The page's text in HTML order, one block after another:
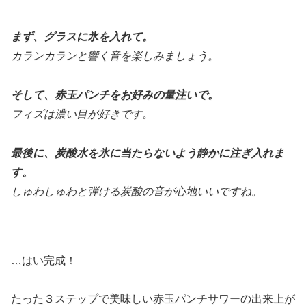
まず、グラスに氷を入れて。
カランカランと響く音を楽しみましょう。
そして、赤玉パンチをお好みの量注いで。
フィズは濃い目が好きです。
最後に、炭酸水を氷に当たらないよう静かに注ぎ入れま
す。
しゅわしゅわと弾ける炭酸の音が心地いいですね。
…はい完成！
たった３ステップで美味しい赤玉パンチサワーの出来上が